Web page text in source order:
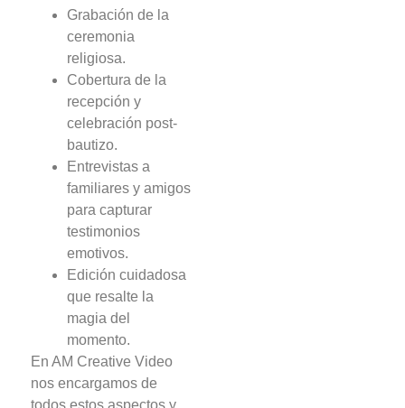
Grabación de la
ceremonia
religiosa.
Cobertura de la
recepción y
celebración post-
bautizo.
Entrevistas a
familiares y amigos
para capturar
testimonios
emotivos.
Edición cuidadosa
que resalte la
magia del
momento.
En AM Creative Video
nos encargamos de
todos estos aspectos y